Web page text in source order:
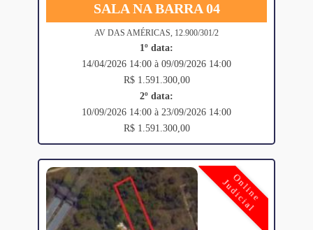
SALA NA BARRA 04
AV DAS AMÉRICAS, 12.900/301/2
1º data:
14/04/2026 14:00 à 09/09/2026 14:00
R$ 1.591.300,00
2º data:
10/09/2026 14:00 à 23/09/2026 14:00
R$ 1.591.300,00
Online
Judicial